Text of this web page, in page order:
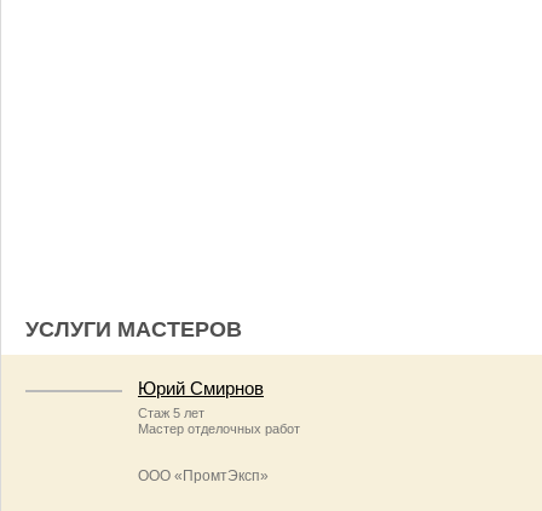
УСЛУГИ МАСТЕРОВ
Юрий Смирнов
Стаж 5 лет
Мастер отделочных работ
ООО «ПромтЭксп»